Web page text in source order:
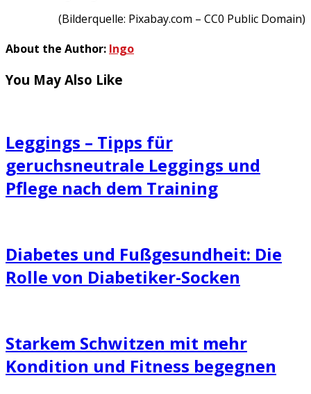
(Bilderquelle: Pixabay.com – CC0 Public Domain)
About the Author: Ingo
You May Also Like
Leggings – Tipps für
geruchsneutrale Leggings und
Pflege nach dem Training
Diabetes und Fußgesundheit: Die
Rolle von Diabetiker-Socken
Starkem Schwitzen mit mehr
Kondition und Fitness begegnen